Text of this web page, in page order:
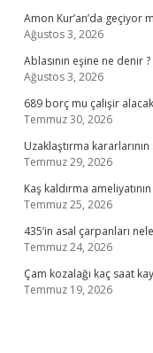
Amon Kur’an’da geçiyor
Ağustos 3, 2026
Ablasının eşine ne denir ?
Ağustos 3, 2026
689 borç mu çalişir alacak
Temmuz 30, 2026
Uzaklaştırma
Temmuz 29, 2026
Kaş kaldırma
Temmuz 25, 2026
435’in asal çarpanları
Temmuz 24, 2026
Çam kozalağı kaç saat
Temmuz 19, 2026